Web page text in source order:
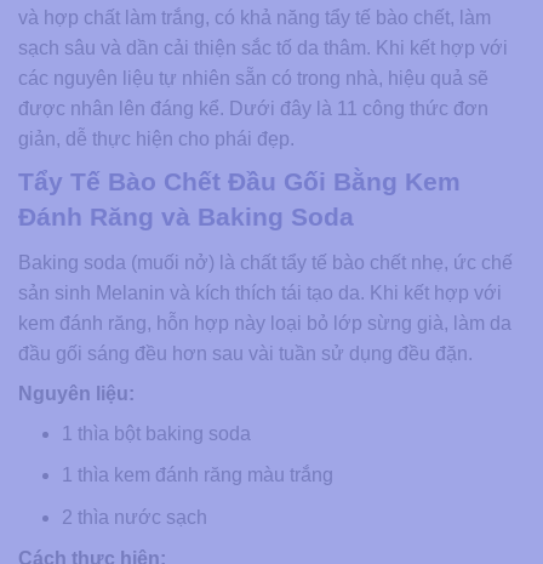
và hợp chất làm trắng, có khả năng tẩy tế bào chết, làm
sạch sâu và dần cải thiện sắc tố da thâm. Khi kết hợp với
các nguyên liệu tự nhiên sẵn có trong nhà, hiệu quả sẽ
được nhân lên đáng kể. Dưới đây là 11 công thức đơn
giản, dễ thực hiện cho phái đẹp.
Tẩy Tế Bào Chết Đầu Gối Bằng Kem
Đánh Răng và Baking Soda
Baking soda (muối nở) là chất tẩy tế bào chết nhẹ, ức chế
sản sinh Melanin và kích thích tái tạo da. Khi kết hợp với
kem đánh răng, hỗn hợp này loại bỏ lớp sừng già, làm da
đầu gối sáng đều hơn sau vài tuần sử dụng đều đặn.
Nguyên liệu:
1 thìa bột baking soda
1 thìa kem đánh răng màu trắng
2 thìa nước sạch
Cách thực hiện: